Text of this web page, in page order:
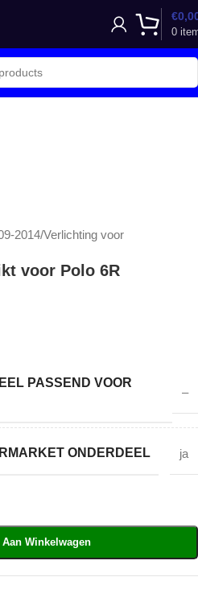
0
€
2014/Verlichting voor
voor Polo 6R
PASSEND VOOR
–
ONDERDEEL ja
Winkelwagen